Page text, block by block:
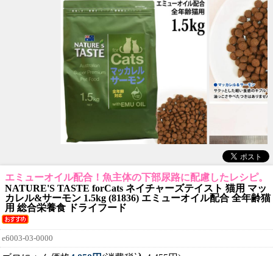
エミューオイル配合！魚主体の下部尿路に配慮したレシピ。
NATURE'S TASTE forCats ネイチャーズテイスト 猫用 マッ
カレル&サーモン 1.5kg (81836) エミューオイル配合 全年齢猫
用 総合栄養食 ドライフード
e6003-03-0000